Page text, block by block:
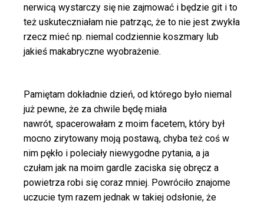
nerwicą wystarczy się nie zajmować i będzie git i to
też uskuteczniałam nie patrząc, że to nie jest zwykła
rzecz mieć np. niemal codziennie koszmary lub
jakieś makabryczne wyobrażenie.
Pamiętam dokładnie dzień, od którego było niemal
już pewne, że za chwile będę miała
nawrót, spacerowałam z moim facetem, który był
mocno zirytowany moją postawą, chyba też coś w
nim pękło i poleciały niewygodne pytania, a ja
czułam jak na moim gardle zaciska się obręcz a
powietrza robi się coraz mniej. Powróciło znajome
uczucie tym razem jednak w takiej odsłonie, że